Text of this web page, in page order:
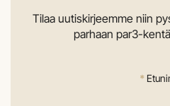
Tilaa uutiskirjeemme niin
parhaan par3-
*